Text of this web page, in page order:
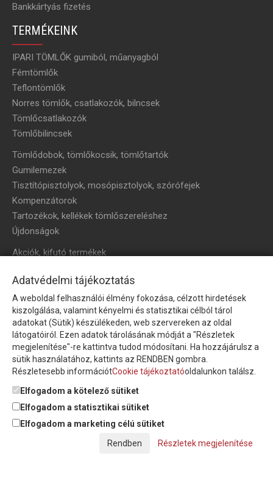
Bankkártyás fizetés
TERMÉKEINK
IPARI TÖMLŐK gumiból, műanyagból
Fémtömlők
Teflontömlők
Norres tömlők, csatlakozók, bilncsek
Tömlőcsatlakozók
Tömlőbilincsek
Tömlődobok, tömlőkocsik, tömlőtartók
Gumilemezek
Tisztítópisztolyok, mosópisztolyok, szórófejek
Kompenzátorok
Tartozékok, kellékek tömlőszereléshez
Újdonságok
Akciók, kifutó termékek
HÍRLEVÉL
Íratkozzon fel hírlevelünkre!
Feliratkozom a hírlevélre és nyilatkozom, hogy azadatkezelési
tájékoztatót elolvastam, megismertem és elfogadom.
© Copyright Triász-Tömlő Kft. | Minden jog fenntartva!
Adatvédelmi tájékoztatás
A weboldal felhasználói élmény fokozása, célzott hirdetések
kiszolgálása, valamint kényelmi és statisztikai célból tárol
adatokat (Sütik) készülékeden, web szervereken az oldal
látogatóiról. Ezen adatok tárolásának módját a "Részletek
megjelenítése"-re kattintva tudod módosítani. Ha hozzájárulsz a
sütik használatához, kattints az RENDBEN gombra.
Részletesebb információtCookie tájékoztatóoldalunkon találsz.
Elfogadom a kötelező sütiket
Elfogadom a statisztikai sütiket
Elfogadom a marketing célú sütiket
Részletek megjelenítése